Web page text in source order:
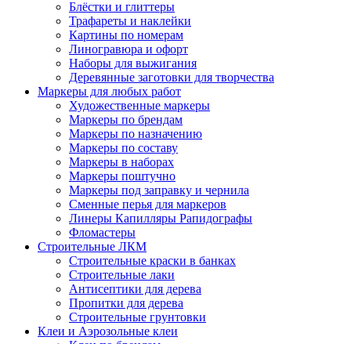
Блёстки и глиттеры
Трафареты и наклейки
Картины по номерам
Линогравюра и офорт
Наборы для выжигания
Деревянные заготовки для творчества
Маркеры для любых работ
Художественные маркеры
Маркеры по брендам
Маркеры по назначению
Маркеры по составу
Маркеры в наборах
Маркеры поштучно
Маркеры под заправку и чернила
Сменные перья для маркеров
Линеры Капилляры Рапидографы
Фломастеры
Строительные ЛКМ
Строительные краски в банках
Строительные лаки
Антисептики для дерева
Пропитки для дерева
Строительные грунтовки
Клеи и Аэрозольные клеи